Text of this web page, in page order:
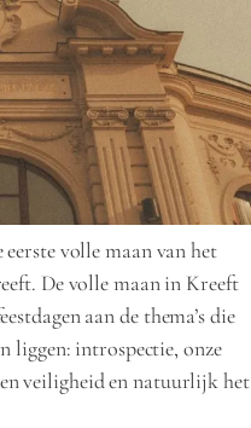
volle maan van het
De volle maan in Kreeft
aan de thema’s die
liggen: introspectie, onze
veiligheid en natuurlijk het